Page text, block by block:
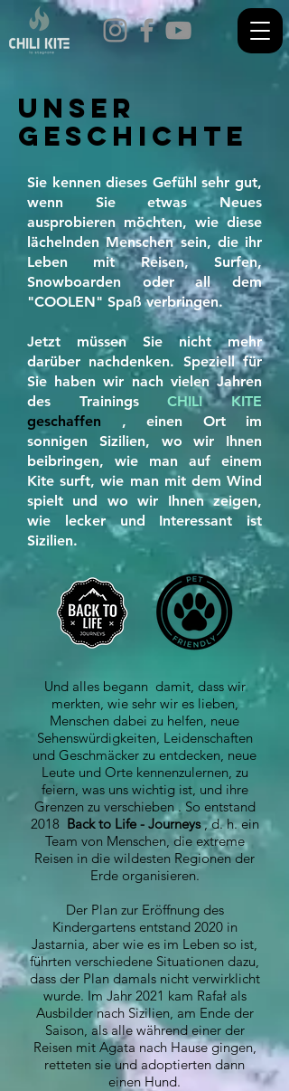
unser
Geschichte
Sie kennen dieses Gefühl sehr gut,
wenn Sie etwas Neues
ausprobieren möchten, wie diese
lächelnden Menschen sein, die ihr
Leben mit Reisen, Surfen,
Snowboarden oder all dem
"COOLEN" Spaß verbringen.
Jetzt müssen Sie nicht mehr
darüber nachdenken. Speziell für
Sie haben wir nach vielen Jahren
des Trainings
CHILI KITE
geschaffen , einen Ort im
sonnigen Sizilien, wo wir Ihnen
beibringen, wie man auf einem
Kite surft, wie man mit dem Wind
spielt und wo wir Ihnen zeigen,
wie lecker und Interessant ist
Sizilien.
Und alles begann damit, dass wir
merkten, wie sehr wir es lieben,
Menschen dabei zu helfen, neue
Sehenswürdigkeiten, Leidenschaften
und Geschmäcker zu entdecken, neue
Leute und Orte kennenzulernen, zu
feiern, was uns wichtig ist, und ihre
Grenzen zu verschieben . So entstand
2018 Back to Life - Journeys, d. h. ein
Team von Menschen, die extreme
Reisen in die wildesten Regionen der
Erde organisieren.
Der Plan zur Eröffnung des
Kindergartens entstand 2020 in
Jastarnia, aber wie es im Leben so ist,
führten verschiedene Situationen dazu,
dass der Plan damals nicht verwirklicht
wurde. Im Jahr 2021 kam Rafał als
Ausbilder nach Sizilien, am Ende der
Saison, als alle während einer der
Reisen mit Agata nach Hause gingen,
retteten sie und adoptierten dann
einen Hund.